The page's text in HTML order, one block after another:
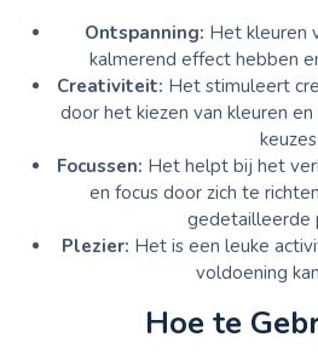
Ontspanning: Het kleuren
kalmerend effect hebben
Creativiteit: Het stimuleert
door het kiezen van kleuren
keuzes.
Focussen: Het helpt bij het
en focus door zich te
gedetailleerde
Plezier: Het is een leuke
voldoening
Hoe te